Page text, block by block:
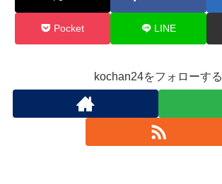
Pocket LINE
kochan24をフォローする